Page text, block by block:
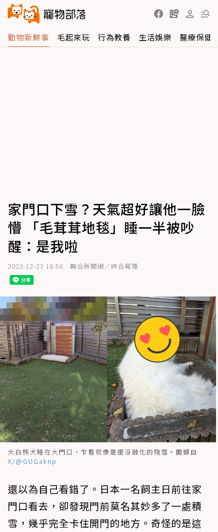
動物新鮮事 毛起來玩 行為教養 生活娛樂 醫療保健
家門口下雪？天氣超好讓他一臉
懵 「毛茸茸地毯」睡一半被吵
醒：是我啦
2023-12-23 16:56 聯合新聞網／綜合報導
大白熊犬睡在大門口，乍看就像是還沒融化的殘雪。圖擷自
X/@GUGaknp
還以為自己看錯了。日本一名飼主日前往家
門口看去，卻發現門前莫名其妙多了一處積
雪，幾乎完全卡住開門的地方。奇怪的是這